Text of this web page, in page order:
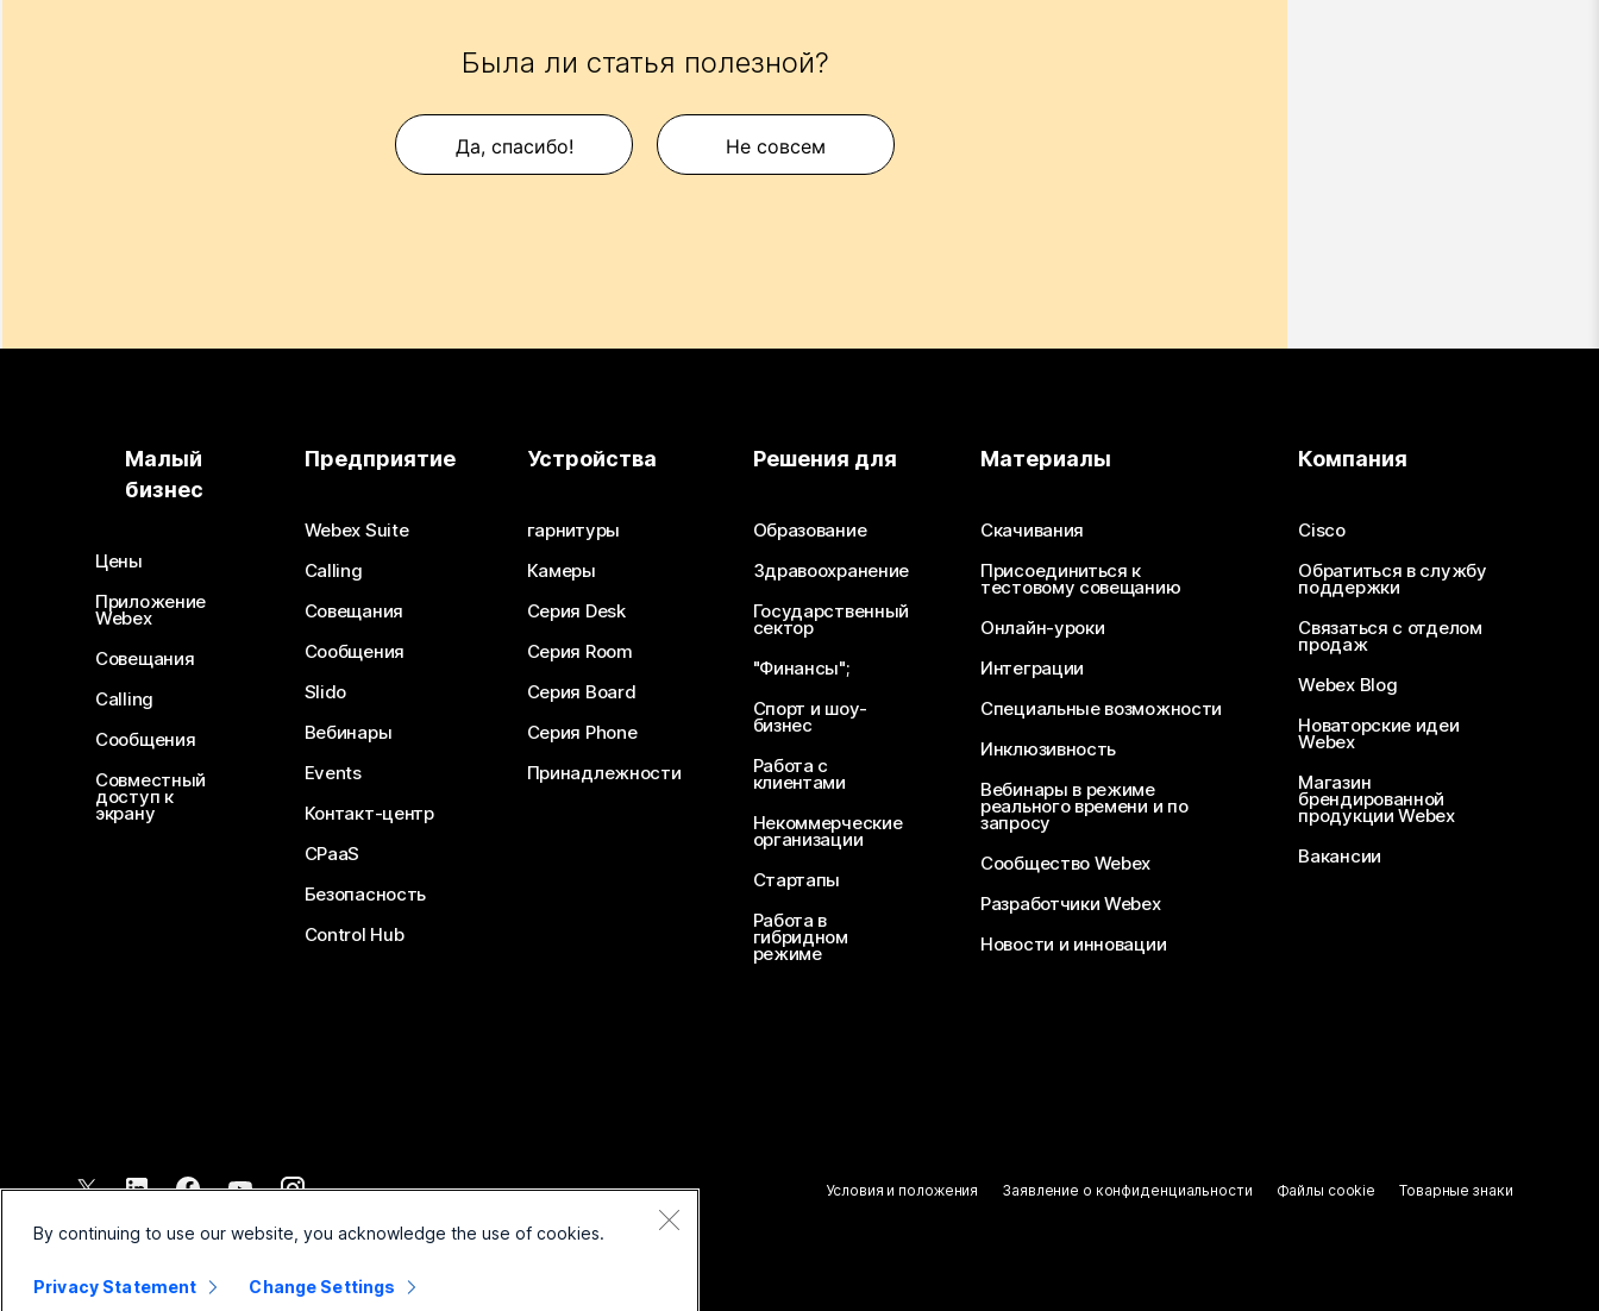
Была ли статья полезной?
Да, спасибо! Не совсем
Малый
бизнес
Цены
Приложение
Webex
Совещания
Calling
Сообщения
Совместный
доступ к
экрану
Предприятие
Webex Suite
Calling
Совещания
Сообщения
Slido
Вебинары
Events
Контакт-центр
CPaaS
Безопасность
Control Hub
Устройства
гарнитуры
Камеры
Серия Desk
Серия Room
Серия Board
Серия Phone
Принадлежности
Решения для
Образование
Здравоохранение
Государственный
сектор
"Финансы";
Спорт и шоу-
бизнес
Работа с
клиентами
Некоммерческие
организации
Стартапы
Работа в
гибридном
режиме
Материалы
Скачивания
Присоединиться к
тестовому совещанию
Онлайн-уроки
Интеграции
Специальные возможности
Инклюзивность
Вебинары в режиме
реального времени и по
запросу
Сообщество Webex
Разработчики Webex
Новости и инновации
Компания
Cisco
Обратиться в службу
поддержки
Связаться с отделом
продаж
Webex Blog
Новаторские идеи
Webex
Магазин
брендированной
продукции Webex
Вакансии
2026 Cisco и/или филиалы компании. Все права защищены.
Условия и положения Заявление о конфиденциальности Файлы cookie Товарные знаки
By continuing to use our website, you acknowledge the use of cookies.
Privacy Statement Change Settings